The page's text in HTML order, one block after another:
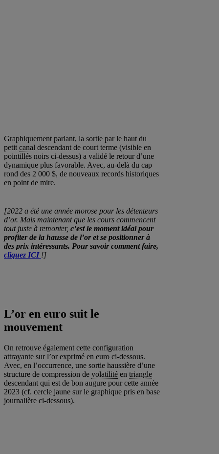
Graphiquement parlant, la sortie par le haut du
petit canal descendant de court terme (visible en
pointillés noirs ci-dessus) a validé le retour d’une
dynamique plus favorable. Avec, au-delà du cap
rond des 2 000 $, de nouveaux records historiques
en point de mire.
[2022 a été une année morose pour les détenteurs
d’or. Mais maintenant que les cours commencent
tout juste à remonter, c’est le moment idéal pour
profiter de la hausse de l’or et se positionner à
des prix intéressants. Pour savoir comment faire,
cliquez ICI !]
L’or en euro suit le
mouvement
On retrouve également cette configuration
attrayante sur l’or exprimé en euro ci-dessous.
Avec, en l’occurrence, une sortie haussière d’une
structure de compression de volatilité en triangle
descendant qui est de bon augure pour cette année
2023 (cf. cercle jaune sur le graphique pris en base
journalière ci-dessous).